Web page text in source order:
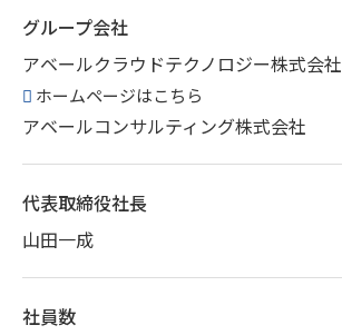
グループ会社
アベールクラウドテクノロジー株式会社
ホームページはこちら
アベールコンサルティング株式会社
代表取締役社長
山田一成
社員数